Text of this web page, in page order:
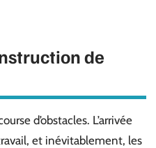
de
d’obstacles. L’arrivée
et inévitablement, les